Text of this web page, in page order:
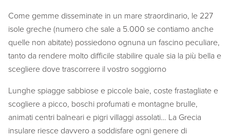
Come gemme disseminate in un mare straordinario, le 227
isole greche (numero che sale a 5.000 se contiamo anche
quelle non abitate) possiedono ognuna un fascino peculiare,
tanto da rendere molto difficile stabilire quale sia la più bella e
scegliere dove trascorrere il vostro soggiorno
Lunghe spiagge sabbiose e piccole baie, coste frastagliate e
scogliere a picco, boschi profumati e montagne brulle,
animati centri balneari e pigri villaggi assolati… La Grecia
insulare riesce davvero a soddisfare ogni genere di